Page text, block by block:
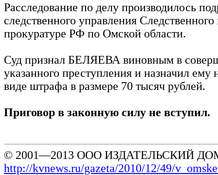
Расследование по делу производилось
следственного управления
прокуратуре РФ по Омской области.
Суд признал БЕЛЯЕВА виновным в
указанного преступления и назначил ему
виде штрафа в размере 70 тысяч рублей.
Приговор в законную силу не вступил.
© 2001—2013 ООО ИЗДАТЕЛЬСКИЙ
http://kvnews.ru/gazeta/2010/12/49/